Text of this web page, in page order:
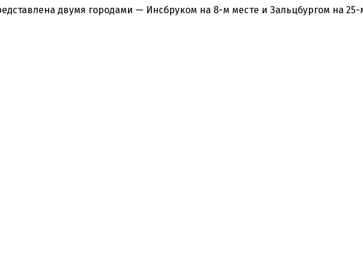
двумя городами — Инсбруком на 8-м месте и Зальцбургом на 25-